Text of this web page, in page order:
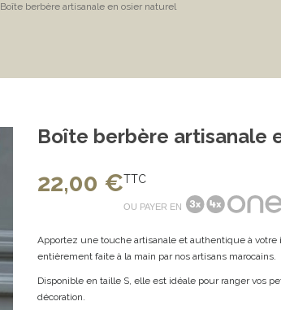
Boîte berbère artisanale en osier naturel
Boîte berbère artisanale
22,00 €TTC
OU PAYER EN
Apportez une touche artisanale et authentique à
entièrement faite à la main par nos artisans marocains.
Disponible en taille S, elle est idéale pour ranger vos
décoration.